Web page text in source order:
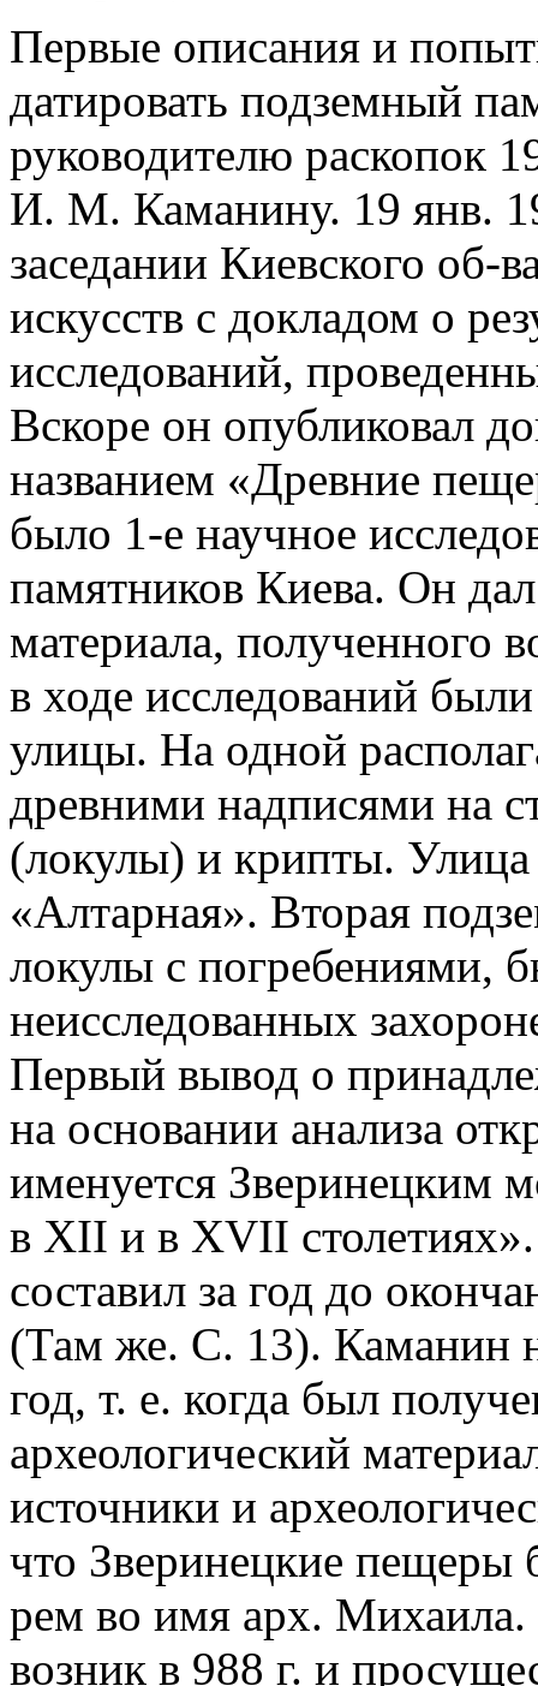
Первые описания и
датировать подземный
руководителю раскопок
И. М. Каманину. 19 янв.
заседании Киевского об-
искусств с докладом о
исследований,
Вскоре он опубликовал
названием «Древние
было 1-е научное
памятников Киева. Он
материала, полученного
в ходе исследований
улицы. На одной
древними надписями на
(локулы) и крипты. Улица
«Алтарная». Вторая
локулы с погребениями,
неисследованных
Первый вывод о
на основании анализа
именуется Зверинецким
в ХII и в XVII
составил за год до
(Там же. С. 13). Каманин
год, т. е. когда был
археологический
источники и
что Зверинецкие
рем во имя арх.
возник в 988 г. и